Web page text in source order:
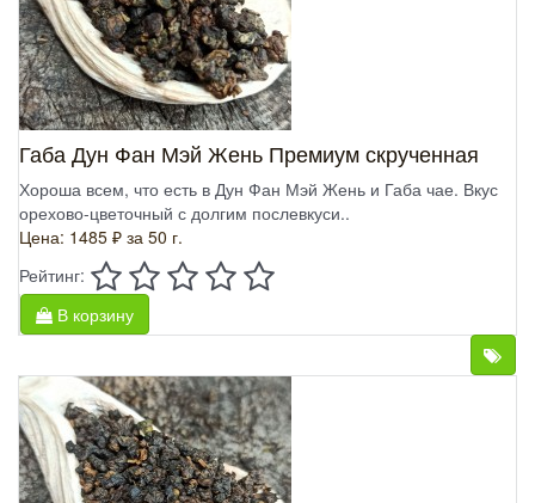
Габа Дун Фан Мэй Жень Премиум скрученная
Хороша всем, что есть в Дун Фан Мэй Жень и Габа чае. Вкус
орехово-цветочный с долгим послевкуси..
Цена: 1485 ₽ за 50 г.
Рейтинг:
В корзину